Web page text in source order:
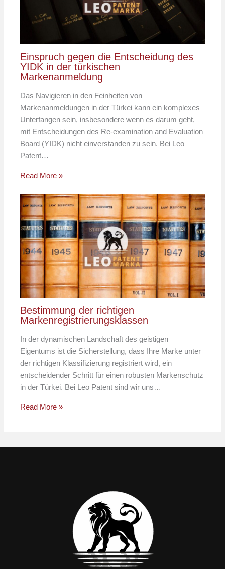
Einspruch gegen die Entscheidung des
YIDK in der türkischen
Markenanmeldung
Das Navigieren in den Feinheiten von
Markenanmeldungen in der Türkei kann ein komplexes
Unterfangen sein, insbesondere wenn es darum geht,
mit Entscheidungen des Re-examination and Evaluation
Board (YIDK) nicht einverstanden zu sein. Bei Leo
Patent…
Read More »
Bestimmung der richtigen
Markenregistrierungsklassen
In der dynamischen Landschaft des geistigen
Eigentums ist die Sicherstellung, dass Ihre Marke unter
der richtigen Klassifizierung registriert wird, ein
entscheidender Schritt für einen robusten Markenschutz
in der Türkei. Bei Leo Patent sind wir uns…
Read More »